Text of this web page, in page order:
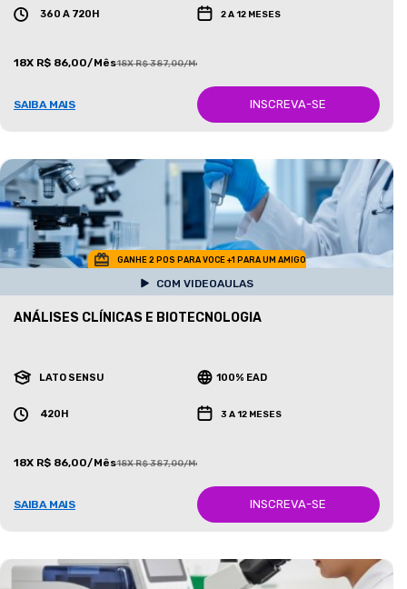
360 A 720H 2 A 12 MESES
18X R$ 86,00/Mês18X R$ 387,00/Mês
SAIBA MAIS INSCREVA-SE
GANHE 2 POS PARA VOCE +1 PARA UM AMIGO
COM VIDEOAULAS
ANÁLISES CLÍNICAS E BIOTECNOLOGIA
LATO SENSU 100% EAD
420H 3 A 12 MESES
18X R$ 86,00/Mês18X R$ 387,00/Mês
SAIBA MAIS INSCREVA-SE